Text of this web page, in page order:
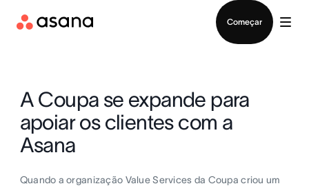
Começar
A Coupa se expande para
apoiar os clientes com a
Asana
Quando a organização Value Services da Coupa criou um